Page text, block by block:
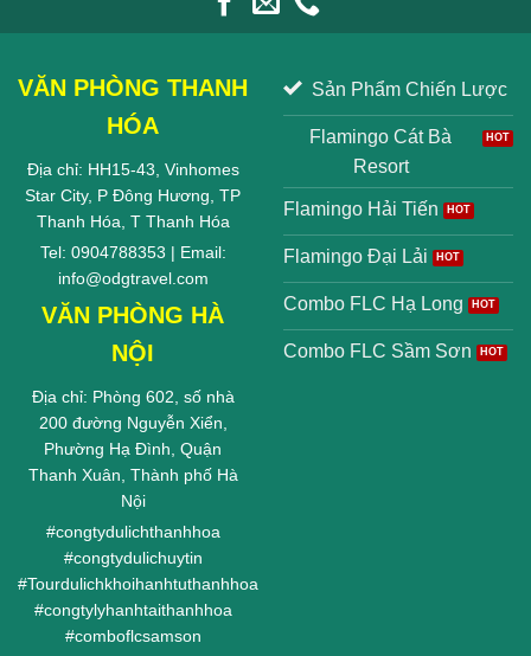
VĂN PHÒNG THANH
HÓA
Địa chỉ: HH15-43, Vinhomes
Star City, P Đông Hương, TP
Thanh Hóa, T Thanh Hóa
Tel: 0904788353 | Email:
info@odgtravel.com
VĂN PHÒNG HÀ
NỘI
Địa chỉ: Phòng 602, số nhà
200 đường Nguyễn Xiển,
Phường Hạ Đình, Quận
Thanh Xuân, Thành phố Hà
Nội
#congtydulichthanhhoa
#congtydulichuytin
#Tourdulichkhoihanhtuthanhhoa
#congtylyhanhtaithanhhoa
#comboflcsamson
Sản Phẩm Chiến Lược
Flamingo Cát Bà
Resort
Flamingo Hải Tiến
Flamingo Đại Lải
Combo FLC Hạ Long
Combo FLC Sầm Sơn